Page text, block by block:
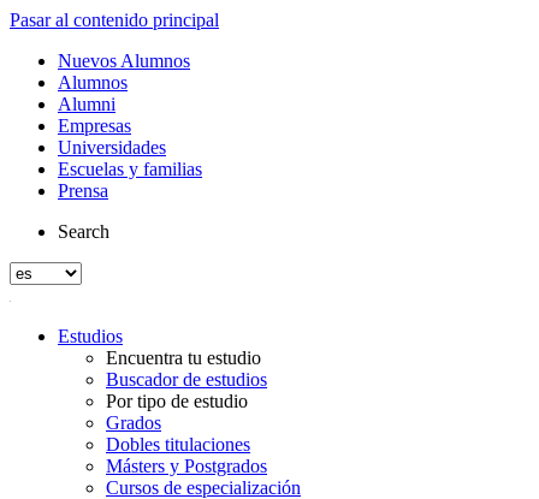
Pasar al contenido principal
Nuevos Alumnos
Alumnos
Alumni
Empresas
Universidades
Escuelas y familias
Prensa
Search
Estudios
Encuentra tu estudio
Buscador de estudios
Por tipo de estudio
Grados
Dobles titulaciones
Másters y Postgrados
Cursos de especialización